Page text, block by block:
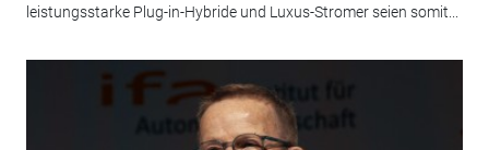
leistungsstarke Plug-in-Hybride und Luxus-Stromer seien somit...